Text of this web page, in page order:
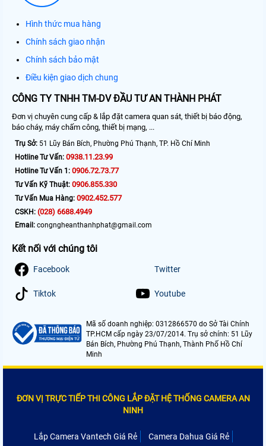
Hình thức mua hàng
Chính sách giao nhận
Chính sách bảo mật
Điều kiện giao dịch chung
CÔNG TY TNHH TM-DV ĐẦU TƯ AN THÀNH PHÁT
Đơn vị chuyên cung cấp & lắp đặt camera quan sát, thiết bị báo động,
báo cháy, máy chấm công, thiết bị mạng, ...
Trụ Sở: 51 Lũy Bán Bích, Phường Phú Thạnh, TP. Hồ Chí Minh
Hotline Tư Vấn: 0938.11.23.99
Hotline Tư Vấn 1: 0906.72.73.77
Tư Vấn Kỹ Thuật: 0906.855.330
Tư Vấn Mua Hàng: 0902.452.577
CSKH: (028) 6688.4949
Email: congngheanthanhphat@gmail.com
Kết nối với chúng tôi
Facebook Twitter
Tiktok Youtube
Mã số doanh nghiệp: 0312866570 do Sở Tài Chính
TP.HCM cấp ngày 23/07/2014. Trụ sở chính: 51 Lũy
Bán Bích, Phường Phú Thạnh, Thành Phố Hồ Chí
Minh
ĐƠN VỊ TRỰC TIẾP THI CÔNG LẮP ĐẶT HỆ THỐNG CAMERA AN
NINH
Lắp Camera Vantech Giá Rẻ
Camera Dahua Giá Rẻ